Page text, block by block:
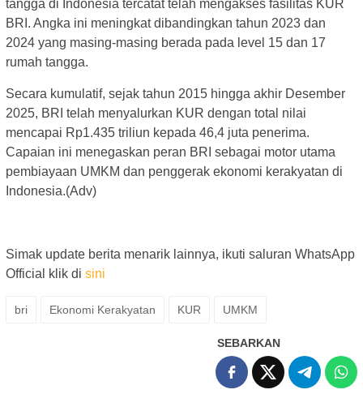
tangga di Indonesia tercatat telah mengakses fasilitas KUR
BRI. Angka ini meningkat dibandingkan tahun 2023 dan
2024 yang masing-masing berada pada level 15 dan 17
rumah tangga.
Secara kumulatif, sejak tahun 2015 hingga akhir Desember
2025, BRI telah menyalurkan KUR dengan total nilai
mencapai Rp1.435 triliun kepada 46,4 juta penerima.
Capaian ini menegaskan peran BRI sebagai motor utama
pembiayaan UMKM dan penggerak ekonomi kerakyatan di
Indonesia.(Adv)
Simak update berita menarik lainnya, ikuti saluran WhatsApp
Official klik di sini
bri Ekonomi Kerakyatan KUR UMKM
SEBARKAN